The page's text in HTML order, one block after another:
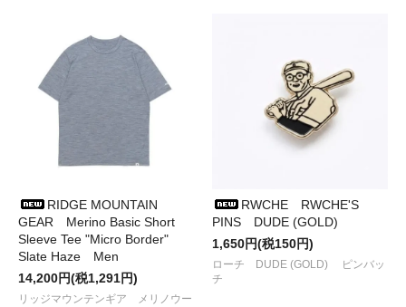
入荷しました
●2024/ 4/ 6
RWCHE から ステッカー、ソックスが入荷しまし
●2024/ 4/ 6
Chaos Fishing Club SOCKSとラグランが入荷
しました
から新色のCASE
●2024/ 3/ 838explore
●2024/ 3/ 1
Marine Lamp Frame Bs.とHammer Shade R
入荷しました
●2024/ 3/ 1 現代美術作家 KEN KAGAMIが「ドリンクウェ
ア」をテーマに描き下ろしたデザインを
プリントした
タンブラーやボトルなど入荷しま
した
●2024/ 2/22TRAILBUMから
RIDGE MOUNTAIN
GEAR Merino Basic Short
Sleeve Tee "Micro Border"
Slate Haze Men
14,200円(税1,291円)
リッジマウンテンギア メリノウー
RWCHE RWCHE'S
PINS DUDE (GOLD)
1,650円(税150円)
ローチ DUDE (GOLD) ピンバッ
チ